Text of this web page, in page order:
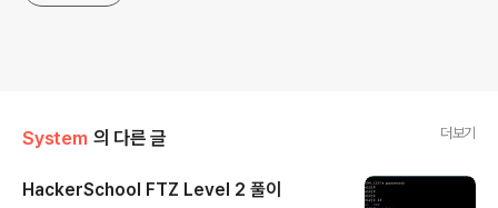
System 의 다른 글 더보기
HackerSchool FTZ Level 2 풀이